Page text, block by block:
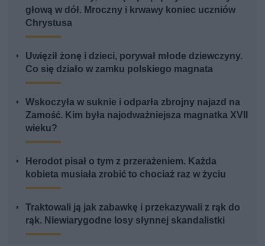
głową w dół. Mroczny i krwawy koniec uczniów
Chrystusa
Uwięził żonę i dzieci, porywał młode dziewczyny.
Co się działo w zamku polskiego magnata
Wskoczyła w suknie i odparła zbrojny najazd na
Zamość. Kim była najodważniejsza magnatka XVII
wieku?
Herodot pisał o tym z przerażeniem. Każda
kobieta musiała zrobić to chociaż raz w życiu
Traktowali ją jak zabawkę i przekazywali z rąk do
rąk. Niewiarygodne losy słynnej skandalistki